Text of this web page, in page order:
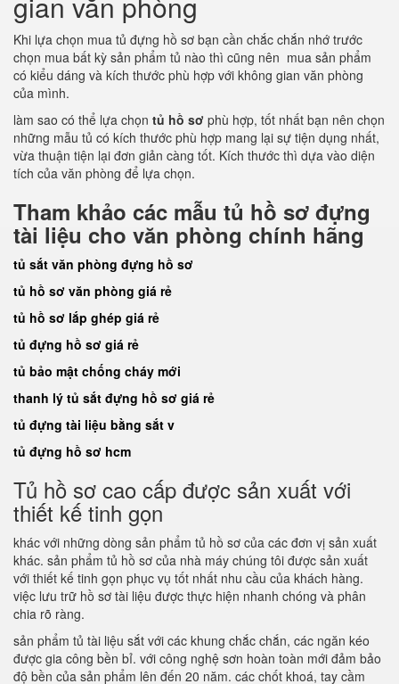
Khi lựa chọn mua tủ đựng hồ sơ bạn cần chắc chắn nhớ trước
chọn mua bất kỳ sản phẩm tủ nào thì cũng nên mua sản phẩm
có kiểu dáng và kích thước phù hợp với không gian văn phòng
của mình.
làm sao có thể lựa chọn tủ hồ sơ phù hợp, tốt nhất bạn nên chọn
những mẫu tủ có kích thước phù hợp mang lại sự tiện dụng nhất,
vừa thuận tiện lại đơn giản càng tốt. Kích thước thì dựa vào diện
tích của văn phòng để lựa chọn.
Tham khảo các mẫu tủ hồ sơ đựng
tài liệu cho văn phòng chính hãng
tủ sắt văn phòng đựng hồ sơ
tủ hồ sơ văn phòng giá rẻ
tủ hồ sơ lắp ghép giá rẻ
tủ đựng hồ sơ giá rẻ
tủ bảo mật chống cháy mới
thanh lý tủ sắt đựng hồ sơ giá rẻ
tủ đựng tài liệu bằng sắt v
tủ đựng hồ sơ hcm
Tủ hồ sơ cao cấp được sản xuất với
thiết kế tinh gọn
khác với những dòng sản phẩm tủ hồ sơ của các đơn vị sản xuất
khác. sản phẩm tủ hồ sơ của nhà máy chúng tôi được sản xuất
với thiết kế tinh gọn phục vụ tốt nhất nhu cầu của khách hàng.
việc lưu trữ hồ sơ tài liệu được thực hiện nhanh chóng và phân
chia rõ ràng.
sản phẩm tủ tài liệu sắt với các khung chắc chắn, các ngăn kéo
được gia công bền bỉ. với công nghệ sơn hoàn toàn mới đảm bảo
độ bền của sản phẩm lên đến 20 năm. các chốt khoá, tay cầm